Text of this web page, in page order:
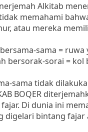
Alkitab
memahami
atau mereka
sama = ruwa
bersorak-sorai = kol
sama tidak
BOQER
Di dunia ini
digelari bintang fajar